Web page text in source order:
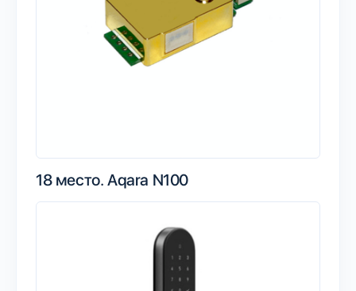
18 место. Aqara N100